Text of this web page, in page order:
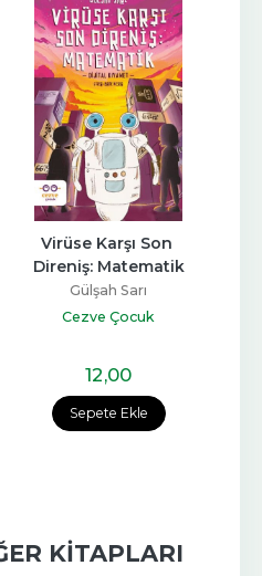
Sepete Ekle
Virüse Karşı Son
Direniş: Matematik
Gülşah Sarı
Cezve Çocuk
12,00
KITAPLARI